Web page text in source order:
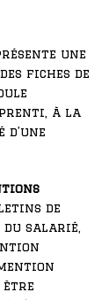
une
fiches de
à la
de
salarié,
être